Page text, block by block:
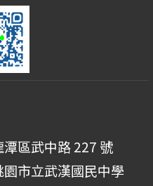
區武中路 227 號
園市立武漢國民中學